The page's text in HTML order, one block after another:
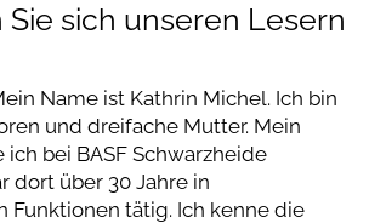
sich unseren Lesern
Name ist Kathrin Michel. Ich bin
und dreifache Mutter. Mein
bei BASF Schwarzheide
dort über 30 Jahre in
Funktionen tätig. Ich kenne die